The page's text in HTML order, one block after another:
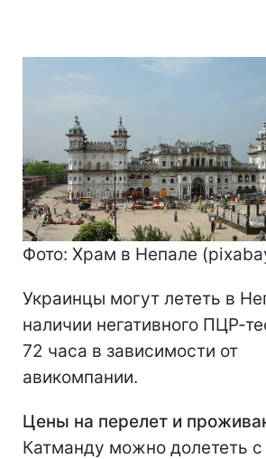
Фото: Храм в Непале
Украинцы могут лететь в
наличии негативного ПЦР-
72 часа в зависимости от
авикомпании.
Цены на перелет и
Катманду можно долететь с